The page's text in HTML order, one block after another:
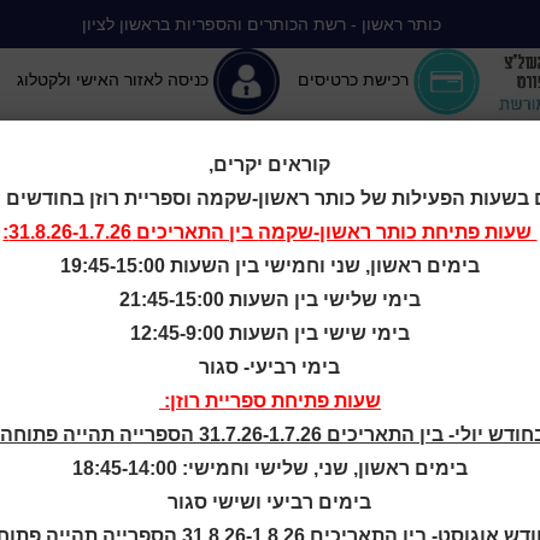
כותר ראשון - רשת הכותרים והספריות בראשון לציון
רכישת כרטיסים כניסה לאזור האישי ולקטלוג
ללא הפסקה המומלצים שלנו אירועים ופעילויות מידע ראשון: מרכז
פתיחת
בחגי
תשפ"ו
קוראים יקרים,
בשעות הפעילות של כותר ראשון-שקמה וספריית רוזן בחודשים יולי-
שעות פתיחת כותר ראשון-שקמה בין התאריכים 31.8.26-1.7.26:
בימים ראשון, שני וחמישי בין השעות 19:45-15:00
בימי שלישי בין השעות 21:45-15:00
בימי שישי בין השעות 12:45-9:00
בימי רביעי- סגור
שעות פתיחת ספריית רוזן:
יולי- בין התאריכים 31.7.26-1.7.26 הספרייה תהייה פתוחה:
בימים ראשון, שני, שלישי וחמישי: 18:45-14:00
בימים רביעי ושישי סגור
אוגוסט- בין התאריכים 31.8.26-1.8.26 הספרייה תהייה פתוחה: